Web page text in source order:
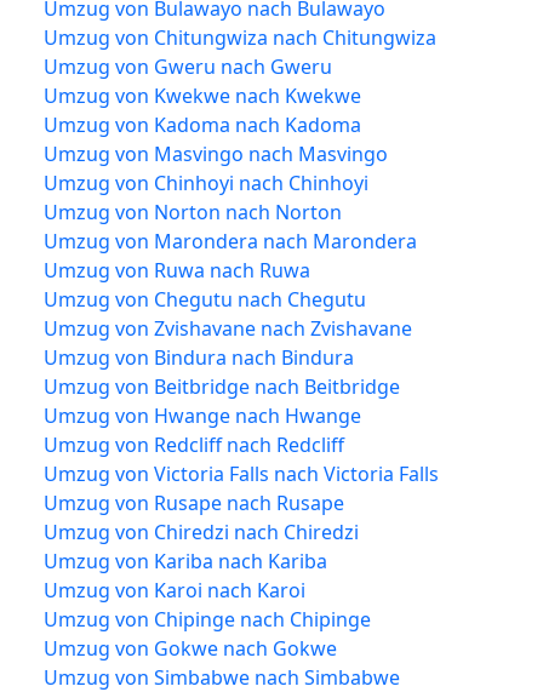
Umzug von Bulawayo nach Bulawayo
Umzug von Chitungwiza nach Chitungwiza
Umzug von Gweru nach Gweru
Umzug von Kwekwe nach Kwekwe
Umzug von Kadoma nach Kadoma
Umzug von Masvingo nach Masvingo
Umzug von Chinhoyi nach Chinhoyi
Umzug von Norton nach Norton
Umzug von Marondera nach Marondera
Umzug von Ruwa nach Ruwa
Umzug von Chegutu nach Chegutu
Umzug von Zvishavane nach Zvishavane
Umzug von Bindura nach Bindura
Umzug von Beitbridge nach Beitbridge
Umzug von Hwange nach Hwange
Umzug von Redcliff nach Redcliff
Umzug von Victoria Falls nach Victoria Falls
Umzug von Rusape nach Rusape
Umzug von Chiredzi nach Chiredzi
Umzug von Kariba nach Kariba
Umzug von Karoi nach Karoi
Umzug von Chipinge nach Chipinge
Umzug von Gokwe nach Gokwe
Umzug von Simbabwe nach Simbabwe